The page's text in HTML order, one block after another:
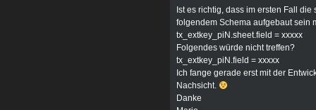
Ist es richtig, dass im ersten Fall
folgendem Schema aufgebaut sein
tx_extkey_piN.sheet.field = xxxxx
Folgendes würde nicht treffen?
tx_extkey_piN.field = xxxxx
Ich fange gerade erst mit der
Nachsicht.
Danke